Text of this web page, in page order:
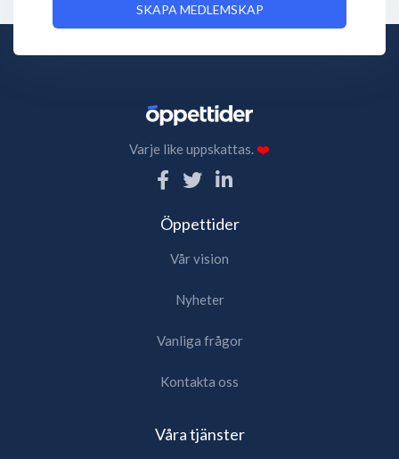
SKAPA MEDLEMSKAP
Varje like uppskattas.❤️
Öppettider
Vår vision
Nyheter
Vanliga frågor
Kontakta oss
Våra tjänster